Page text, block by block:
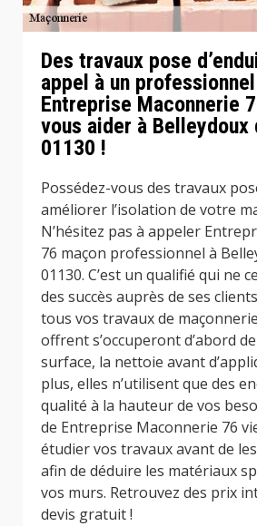
Des travaux pose
appel à un
Entreprise Maconnerie
vous aider à Belleydoux
01130 !
Possédez-vous des travaux
améliorer l’isolation de votre
N’hésitez pas à appeler
76 maçon professionnel à
01130. C’est un qualifié qui ne
des succès auprès de ses
tous vos travaux de
offrent s’occuperont d’abord
surface, la nettoie avant
plus, elles n’utilisent que des
qualité à la hauteur de vos
de Entreprise Maconnerie 76
étudier vos travaux avant de
afin de déduire les matériaux
vos murs. Retrouvez des prix
devis gratuit !